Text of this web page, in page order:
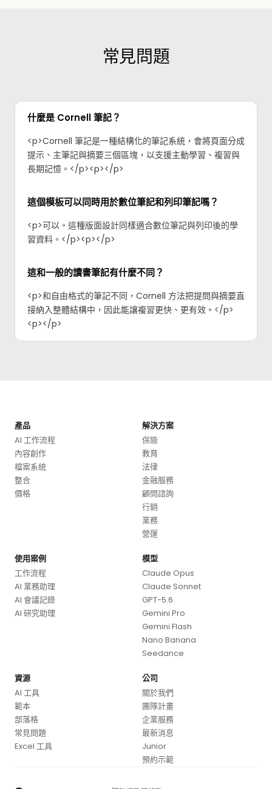
常見問題
什麼是 Cornell 筆記？
<p>Cornell 筆記是一種結構化的筆記系統，會將頁面分成
提示、主筆記與摘要三個區塊，以支援主動學習、複習與
長期記憶。</p><p>‍</p>
這個模板可以同時用於數位筆記和列印筆記嗎？
<p>可以。這種版面設計同樣適合數位筆記與列印後的學
習資料。</p><p>‍</p>
這和一般的讀書筆記有什麼不同？
<p>和自由格式的筆記不同，Cornell 方法把提問與摘要直
接納入整體結構中，因此能讓複習更快、更有效。</p>
<p>‍</p>
產品
AI 工作流程
內容創作
檔案系統
整合
價格
解決方案
保險
教育
法律
金融服務
顧問諮詢
行銷
業務
營運
使用案例
工作流程
AI 業務助理
AI 會議記錄
AI 研究助理
模型
Claude Opus
Claude Sonnet
GPT-5.6
Gemini Pro
Gemini Flash
Nano Banana
Seedance
資源
AI 工具
範本
部落格
常見問題
Excel 工具
公司
關於我們
團隊計畫
企業服務
最新消息
Junior
預約示範